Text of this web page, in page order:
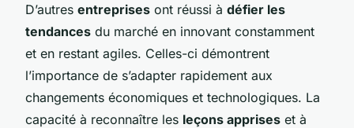
D’autres entreprises ont réussi à défier les
tendances du marché en innovant constamment
et en restant agiles. Celles-ci démontrent
l’importance de s’adapter rapidement aux
changements économiques et technologiques. La
capacité à reconnaître les leçons apprises et à